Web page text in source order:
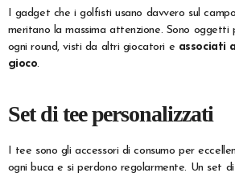
I gadget che i golfisti usano davvero sul
meritano la massima attenzione. Sono
ogni round, visti da altri giocatori e associati
gioco.
Set di tee personalizzati
I tee sono gli accessori di consumo per
ogni buca e si perdono regolarmente. Un set